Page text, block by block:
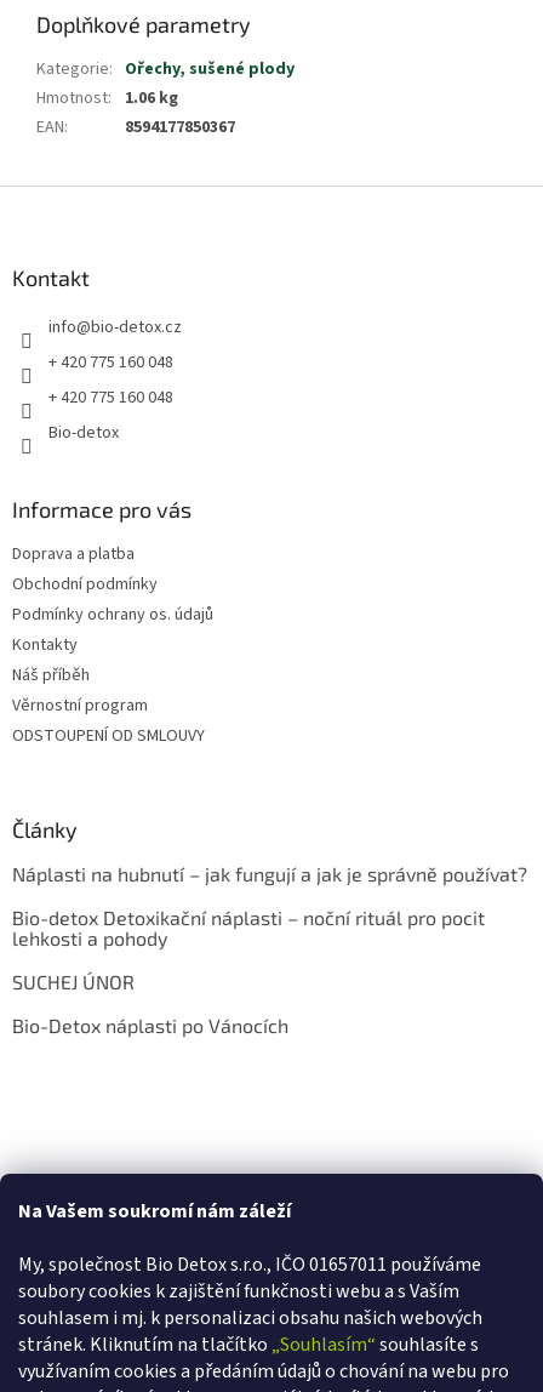
Na Vašem soukromí nám záleží
My, společnost Bio Detox s.r.o., IČO 01657011 používáme
soubory cookies k zajištění funkčnosti webu a s Vaším
souhlasem i mj. k personalizaci obsahu našich webových
stránek. Kliknutím na tlačítko „Souhlasím“souhlasíte s
využívaním cookies a předáním údajů o chování na webu pro
Doplňkové parametry
Kategorie: Ořechy, sušené plody
Hmotnost:
1.06 kg
EAN: 8594177850367
Kontakt
info@bio-detox.cz
+ 420 775 160 048
+ 420 775 160 048
Bio-detox
Informace pro vás
Doprava a platba
Obchodní podmínky
Podmínky ochrany os. údajů
Kontakty
Náš příběh
Věrnostní program
ODSTOUPENÍ OD SMLOUVY
Články
Náplasti na hubnutí – jak fungují a jak je správně používat?
Bio-detox Detoxikační náplasti – noční rituál pro pocit
lehkosti a pohody
SUCHEJ ÚNOR
Bio-Detox náplasti po Vánocích